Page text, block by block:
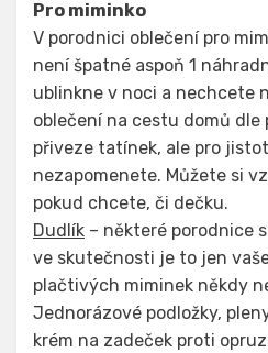
Pro miminko
V porodnici oblečení pro
není špatné aspoň 1
ublinkne v noci a nechcete
oblečení na cestu domů dle
přiveze tatínek, ale pro
nezapomenete. Můžete si
pokud chcete, či dečku.
Dudlík – některé porodnice
ve skutečnosti je to jen
plačtivých miminek někdy
Jednorázové podložky,
krém na zadeček proti